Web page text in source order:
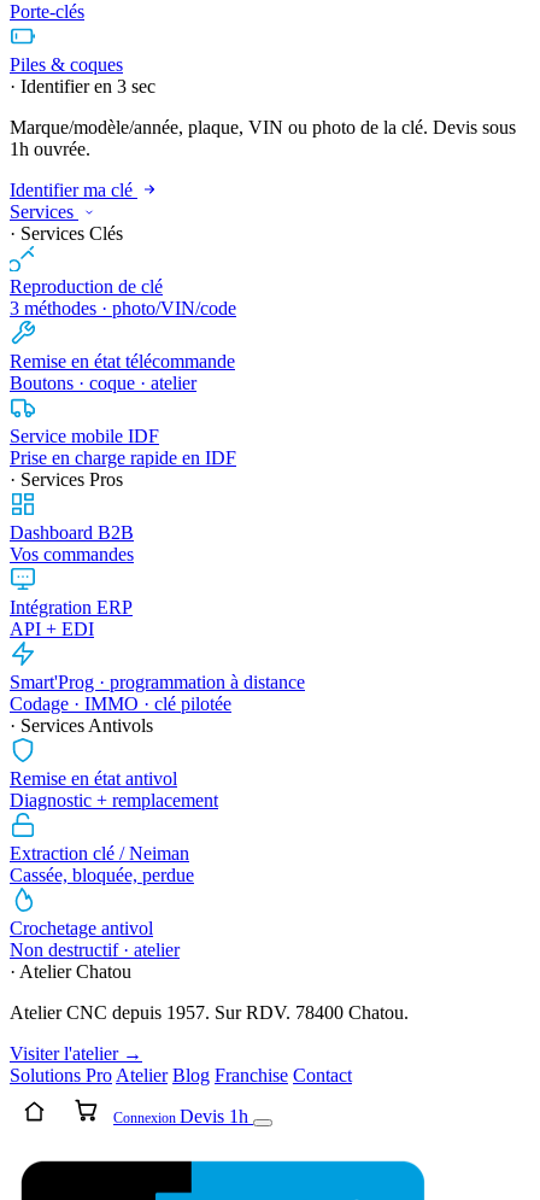
Porte-clés
Piles & coques
· Identifier en 3 sec
Marque/modèle/année, plaque, VIN ou photo de la clé. Devis sous
1h ouvrée.
Identifier ma clé
Services
· Services Clés
Reproduction de clé
3 méthodes · photo/VIN/code
Remise en état télécommande
Boutons · coque · atelier
Service mobile IDF
Prise en charge rapide en IDF
· Services Pros
Dashboard B2B
Vos commandes
Intégration ERP
API + EDI
Smart'Prog · programmation à distance
Codage · IMMO · clé pilotée
· Services Antivols
Remise en état antivol
Diagnostic + remplacement
Extraction clé / Neiman
Cassée, bloquée, perdue
Crochetage antivol
Non destructif · atelier
· Atelier Chatou
Atelier CNC depuis 1957. Sur RDV. 78400 Chatou.
Visiter l'atelier →
Solutions Pro Atelier Blog Franchise Contact
Connexion Devis 1h